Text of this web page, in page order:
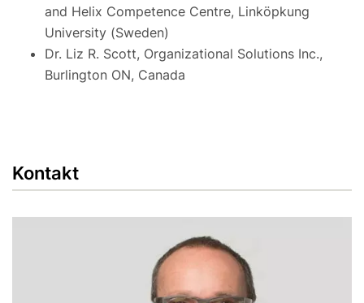
and Helix Competence Centre, Linköpkung
University (Sweden)
Dr. Liz R. Scott, Organizational Solutions Inc.,
Burlington ON, Canada
Kontakt